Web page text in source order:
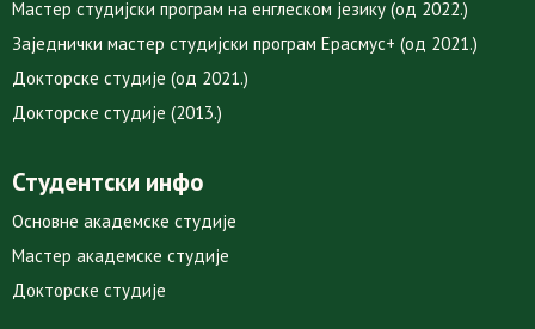
Мастер студијски програм на енглеском језику (од 2022.)
Заједнички мастер студијски програм Ерасмус+ (од 2021.)
Докторске студије (од 2021.)
Докторске студије (2013.)
Студентски инфо
Основне академске студије
Мастер академске студије
Докторске студије